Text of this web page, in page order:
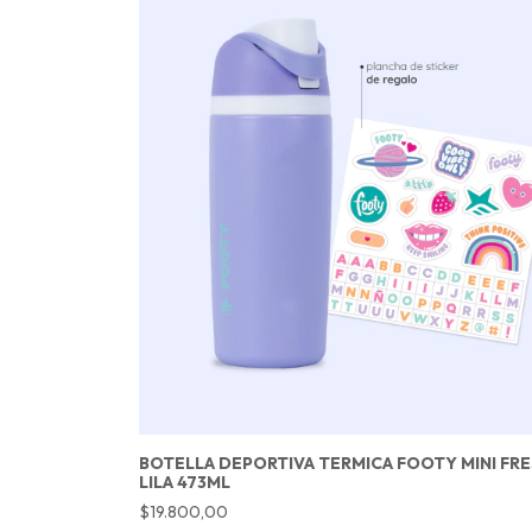
BOTELLA DEPORTIVA TERMICA FOOTY MINI
LILA 473ML
$19.800,00